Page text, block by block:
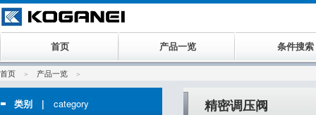
首页 产品一览 条件搜索
首页 产品一览
精密调压阀
类别 | category